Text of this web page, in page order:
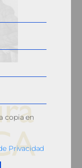
copia en
Privacidad